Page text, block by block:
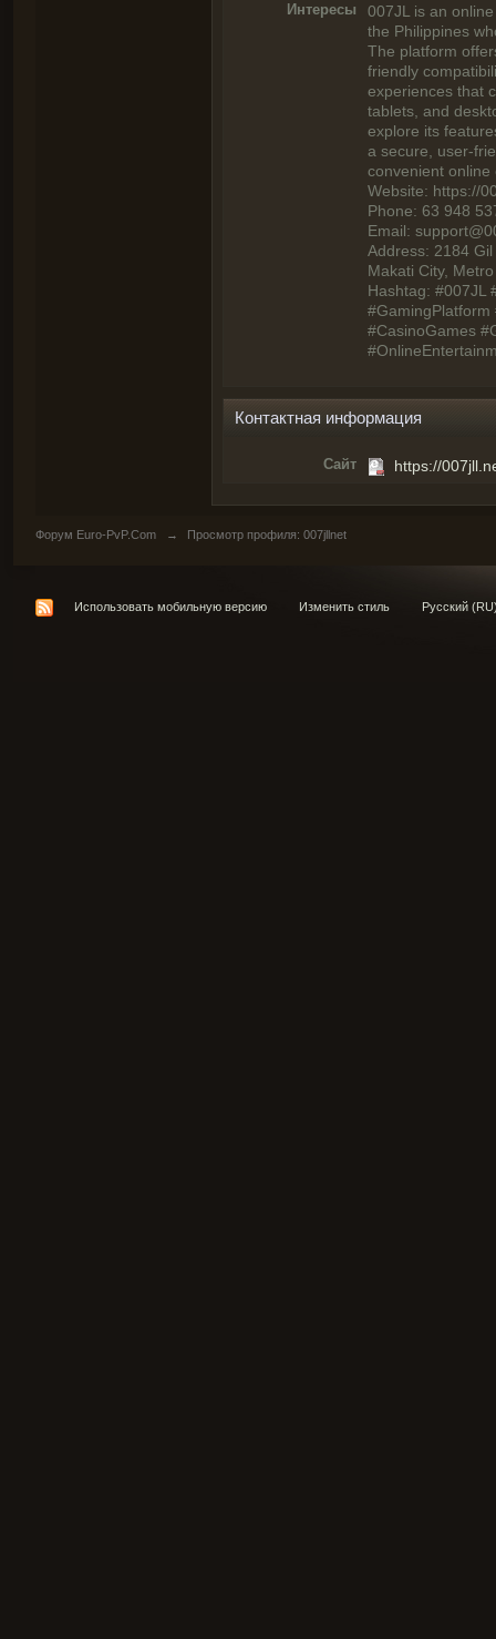
Интересы
007JL is an
the Philippines
The platform
friendly
experiences that
tablets, and
explore its
a secure, user-
convenient
Website: https://
Phone: 63 948
Email:
Address: 2184
Makati City,
Hashtag: #007JL
#GamingPlatform
#CasinoGames
Контактная информация
Сайт https://
Форум Euro-PvP.Com → Просмотр профиля: 007jllnet
Использовать мобильную версию Изменить стиль Русский